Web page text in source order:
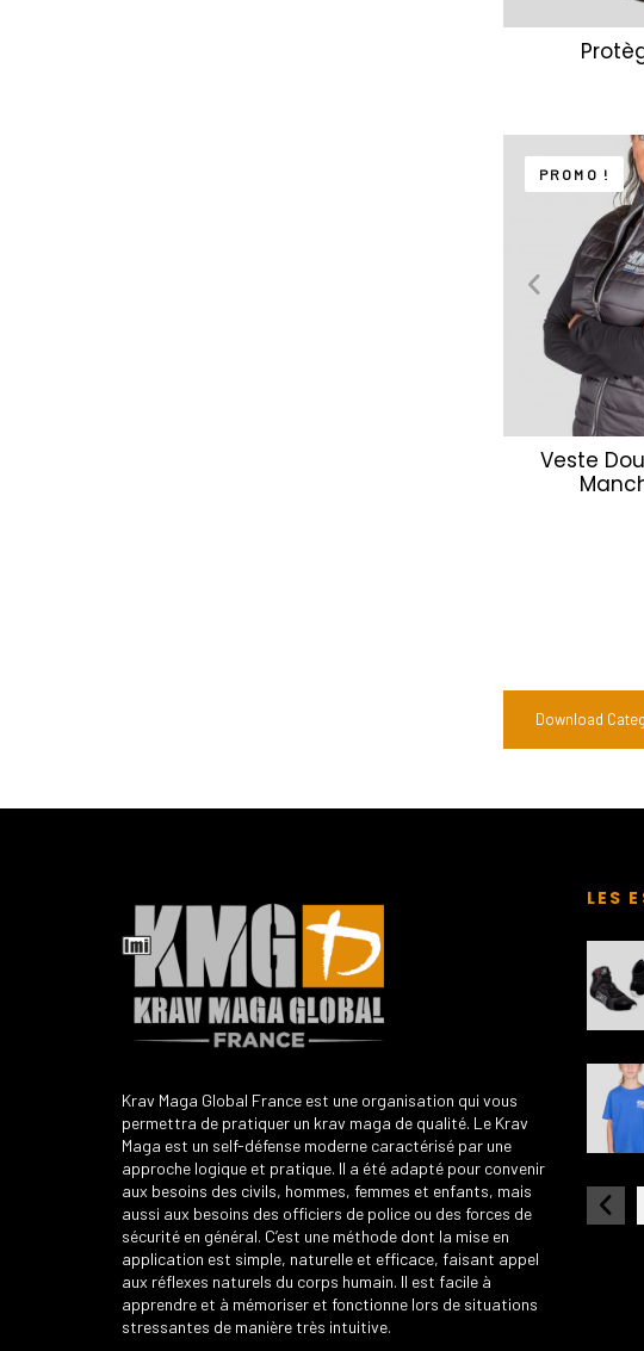
PROMO !
Veste
Download
Krav Maga Global France est une organisation qui vous
permettra de pratiquer un krav maga de qualité. Le Krav
Maga est un self-défense moderne caractérisé par une
approche logique et pratique. Il a été adapté pour convenir
aux besoins des civils, hommes, femmes et enfants, mais
aussi aux besoins des officiers de police ou des forces de
sécurité en général. C’est une méthode dont la mise en
application est simple, naturelle et efficace, faisant appel
aux réflexes naturels du corps humain. Il est facile à
apprendre et à mémoriser et fonctionne lors de situations
stressantes de manière très intuitive.
LES